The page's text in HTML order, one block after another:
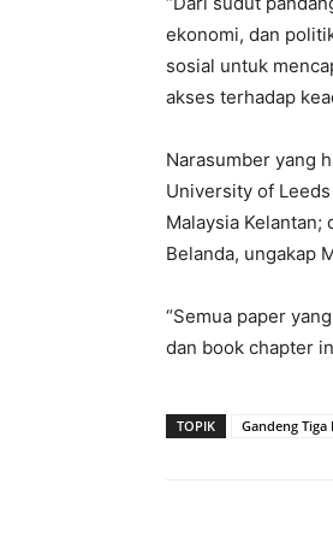
ekonomi, dan
sosial untuk
akses terhadap
Narasumber yang
University of
Malaysia
Belanda, ungakap
“Semua paper
dan book chapter
TOPIK Gandeng Tiga